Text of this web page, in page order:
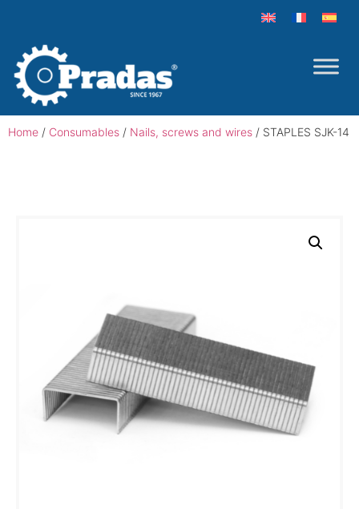
Home / Consumables / Nails, screws and wires / STAPLES SJK-14